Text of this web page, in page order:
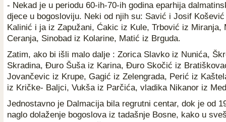
- Nekad je u periodu 60-ih-70-ih godina eparhija
djece u bogosloviju. Neki od njih su: Savić i Josif
Kalinić i ja iz Zapužani, Ćakic iz Kule, Trbović iz Miranja,
Ceranja, Sinobad iz Kolarine, Matić iz Brguda.
Zatim, ako bi išli malo dalje : Zorica Slavko iz Nunića,
Skradina, Đuro Šuša iz Karina, Đuro Skočić iz
Jovančevic iz Krupe, Gagić iz Zelengrada, Perić iz
iz Kričke- Baljci, Vukša iz Parčića, vladika Nikanor iz
Jednostavno je Dalmacija bila regrutni centar, dok je od
naglo dolaženje bogoslova iz tadašnje Bosne, kako u